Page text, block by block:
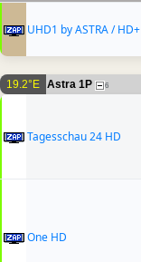
UHD1 by ASTRA / HD+
19.2°E Astra 1P 6
Tagesschau 24 HD
One HD